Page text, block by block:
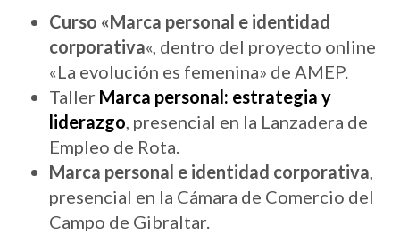
Curso «Marca personal e identidad
corporativa«, dentro del proyecto online
«La evolución es femenina» de AMEP.
Taller Marca personal: estrategia y
liderazgo, presencial en la Lanzadera de
Empleo de Rota.
Marca personal e identidad corporativa,
presencial en la Cámara de Comercio del
Campo de Gibraltar.